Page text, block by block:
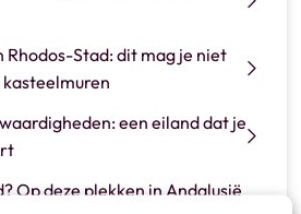
Rhodos-Stad: dit mag je niet
kasteelmuren
een eiland dat je
Op deze plekken in Andalusië